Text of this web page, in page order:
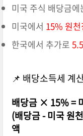
미국 주식 배당금에
미국에서 15% 원
한국에서 추가로
📌 배당소득세 계
배당금 × 15% =
(배당금 - 미국 원
액